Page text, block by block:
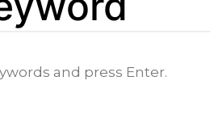
and press Enter.